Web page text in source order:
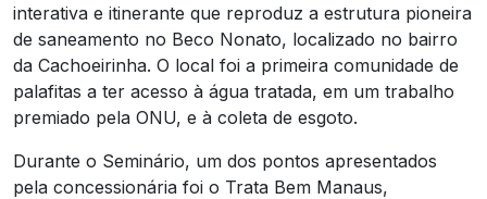
interativa e itinerante que reproduz a estrutura pioneira
de saneamento no Beco Nonato, localizado no bairro
da Cachoeirinha. O local foi a primeira comunidade de
palafitas a ter acesso à água tratada, em um trabalho
premiado pela ONU, e à coleta de esgoto.
Durante o Seminário, um dos pontos apresentados
pela concessionária foi o Trata Bem Manaus,